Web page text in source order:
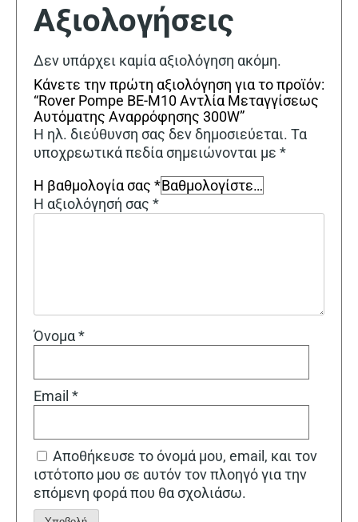
Αξιολογήσεις
Δεν υπάρχει καμία αξιολόγηση ακόμη.
Κάνετε την πρώτη αξιολόγηση για το προϊόν:
“Rover Pompe BE-M10 Αντλία Μεταγγίσεως
Αυτόματης Αναρρόφησης 300W”
Η ηλ. διεύθυνση σας δεν δημοσιεύεται. Τα
υποχρεωτικά πεδία σημειώνονται με *
Η βαθμολογία σας *
Η αξιολόγησή σας *
Όνομα*
Email *
Αποθήκευσε το όνομά μου, email, και τον
ιστότοπο μου σε αυτόν τον πλοηγό για την
επόμενη φορά που θα σχολιάσω.